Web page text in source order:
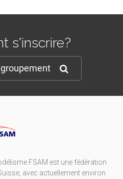
s'inscrire?
FSAM est une fédération
avec actuellement environ